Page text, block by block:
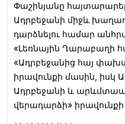
Փաշինյանը
Ադրբեջանի միջև
դարձնելու համար
«Լեռնային Ղարաբաղի
«Ադրբեջանից հայ
իրավունքի մասին, իսկ
Ադրբեջանի և
վերադարձի»